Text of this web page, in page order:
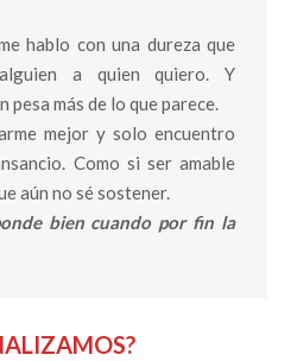
hablo con una dureza que
a quien quiero. Y
pesa más de lo que parece.
mejor y solo encuentro
Como si ser amable
aún no sé sostener.
bien cuando por fin la